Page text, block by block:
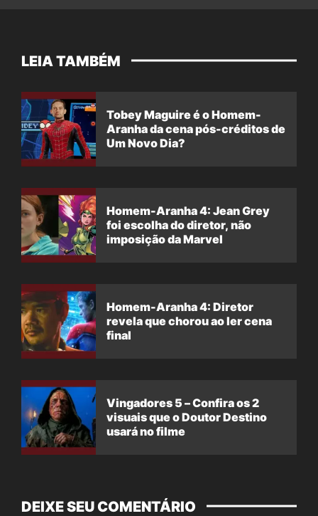
LEIA TAMBÉM
Tobey Maguire é o Homem-
Aranha da cena pós-créditos de
Um Novo Dia?
Homem-Aranha 4: Jean Grey
foi escolha do diretor, não
imposição da Marvel
Homem-Aranha 4: Diretor
revela que chorou ao ler cena
final
Vingadores 5 – Confira os 2
visuais que o Doutor Destino
usará no filme
DEIXE SEU COMENTÁRIO